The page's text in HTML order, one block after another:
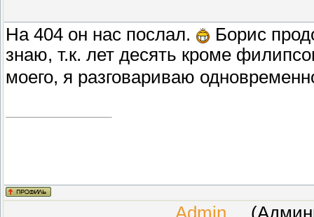
На 404 он нас послал.
Борис
знаю, т.к. лет десять кроме
моего, я разговариваю
Admin